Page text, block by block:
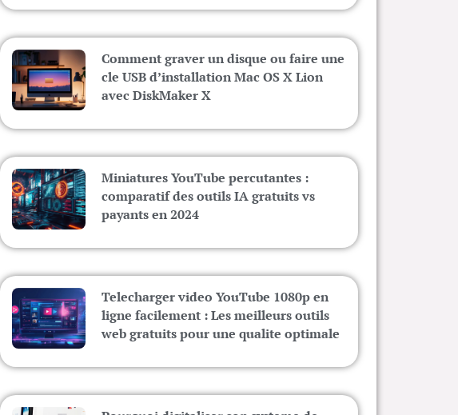
Comment graver un disque ou faire une
cle USB d’installation Mac OS X Lion
avec DiskMaker X
Miniatures YouTube percutantes :
comparatif des outils IA gratuits vs
payants en 2024
Telecharger video YouTube 1080p en
ligne facilement : Les meilleurs outils
web gratuits pour une qualite optimale